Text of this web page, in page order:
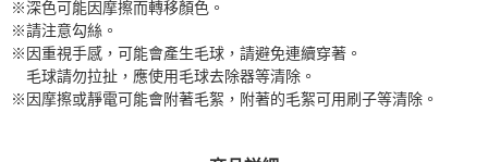
※深色可能因摩擦而轉移顏色。
※請注意勾絲。
※因重視手感，可能會產生毛球，請避免連續穿著。
毛球請勿拉扯，應使用毛球去除器等清除。
※因摩擦或靜電可能會附著毛絮，附著的毛絮可用刷子等清除。